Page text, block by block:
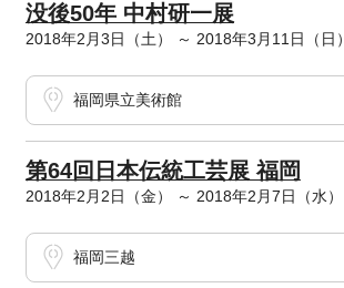
没後50年 中村研一展
2018年2月3日（土） ～ 2018年3月11日（日）
福岡県立美術館
第64回日本伝統工芸展 福岡
2018年2月2日（金） ～ 2018年2月7日（水）
福岡三越